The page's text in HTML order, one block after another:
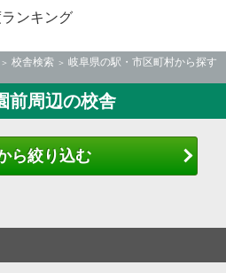
ンキング
校舎検索
岐阜県の駅・市区町村から探す
前周辺の校舎
ら絞り込む